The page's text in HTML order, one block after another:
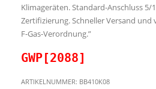
Klimageräten. Standard-Anschluss 5/
Zertifizierung. Schneller Versand
F-Gas-Verordnung.”
GWP[2088]
ARTIKELNUMMER: BB410K08